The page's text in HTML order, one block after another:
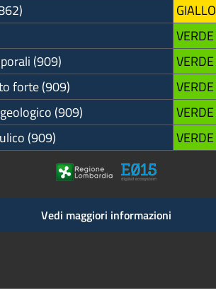
GIALLO
VERDE
(909)
VERDE
forte (909)
VERDE
(909)
VERDE
(909)
VERDE
Vedi maggiori informazioni